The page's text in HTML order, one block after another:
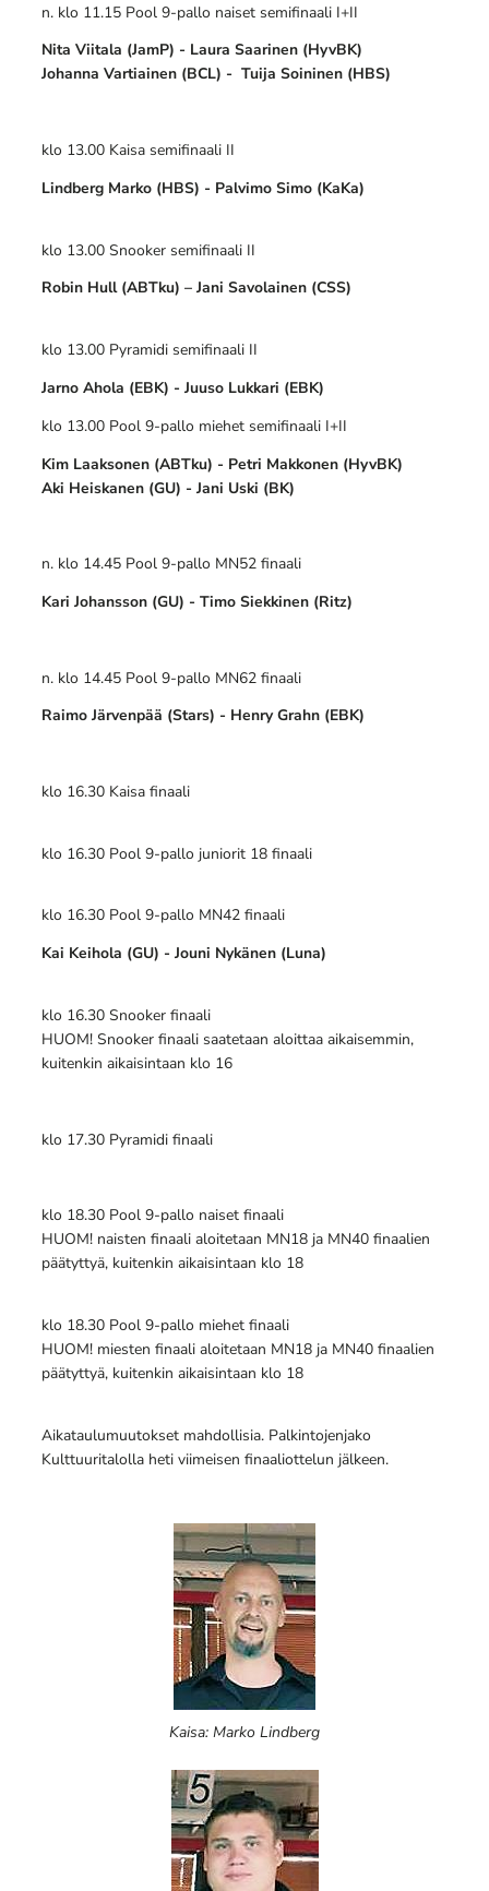
n. klo 11.15 Pool 9-pallo naiset semifinaali I+II
Nita Viitala (JamP) - Laura Saarinen (HyvBK)
Johanna Vartiainen (BCL) - Tuija Soininen (HBS)
klo 13.00 Kaisa semifinaali II
Lindberg Marko (HBS) - Palvimo Simo (KaKa)
klo 13.00 Snooker semifinaali II
Robin Hull (ABTku) – Jani Savolainen (CSS)
klo 13.00 Pyramidi semifinaali II
Jarno Ahola (EBK) - Juuso Lukkari (EBK)
klo 13.00 Pool 9-pallo miehet semifinaali I+II
Kim Laaksonen (ABTku) - Petri Makkonen (HyvBK)
Aki Heiskanen (GU) - Jani Uski (BK)
n. klo 14.45 Pool 9-pallo MN52 finaali
Kari Johansson (GU) - Timo Siekkinen (Ritz)
n. klo 14.45 Pool 9-pallo MN62 finaali
Raimo Järvenpää (Stars) - Henry Grahn (EBK)
klo 16.30 Kaisa finaali
klo 16.30 Pool 9-pallo juniorit 18 finaali
klo 16.30 Pool 9-pallo MN42 finaali
Kai Keihola (GU) - Jouni Nykänen (Luna)
klo 16.30 Snooker finaali
HUOM! Snooker finaali saatetaan aloittaa aikaisemmin,
kuitenkin aikaisintaan klo 16
klo 17.30 Pyramidi finaali
klo 18.30 Pool 9-pallo naiset finaali
HUOM! naisten finaali aloitetaan MN18 ja MN40 finaalien
päätyttyä, kuitenkin aikaisintaan klo 18
klo 18.30 Pool 9-pallo miehet finaali
HUOM! miesten finaali aloitetaan MN18 ja MN40 finaalien
päätyttyä, kuitenkin aikaisintaan klo 18
Aikataulumuutokset mahdollisia. Palkintojenjako
Kulttuuritalolla heti viimeisen finaaliottelun jälkeen.
Kaisa: Marko Lindberg